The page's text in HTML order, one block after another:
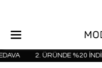
KAPIDA
2. ÜRÜNDE %20